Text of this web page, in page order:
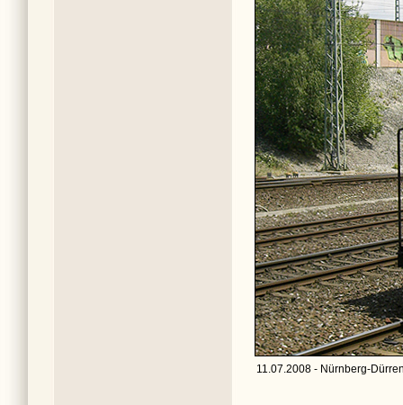
11.07.2008 - Nürnberg-